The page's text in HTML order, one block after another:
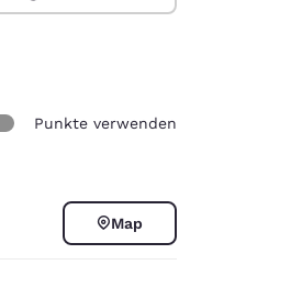
Punkte verwenden
Map